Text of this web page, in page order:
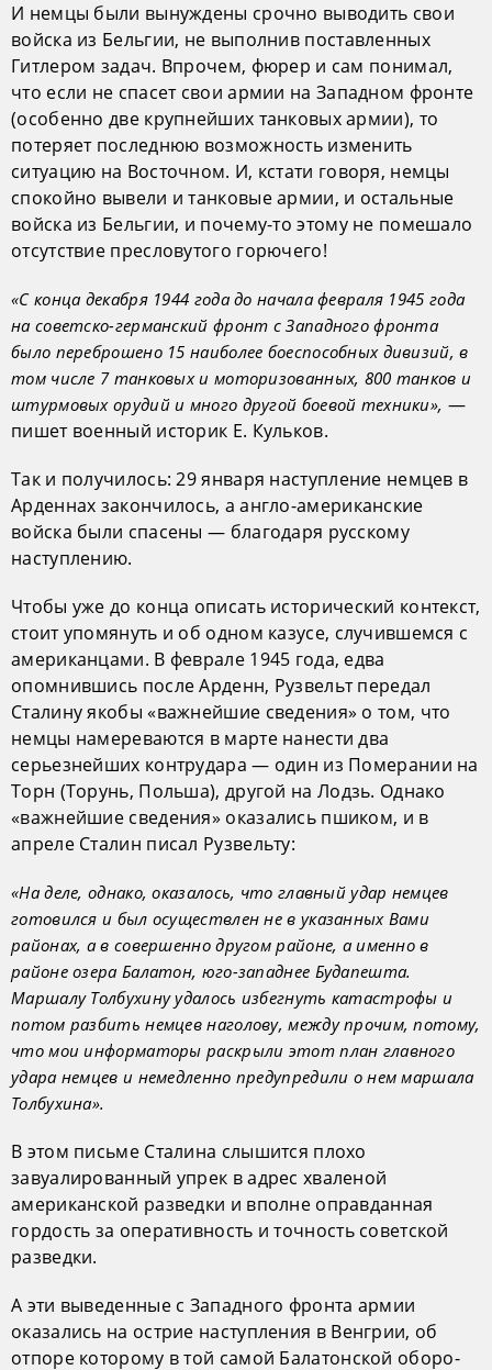
И немцы были вынуждены срочно выводить свои
войска из Бельгии, не выполнив поставленных
Гитлером задач. Впрочем, фюрер и сам понимал,
что если не спасет свои армии на Западном фронте
(особенно две крупнейших танковых армии), то
потеряет последнюю возможность изменить
ситуацию на Восточном. И, кстати говоря, немцы
спокойно вывели и танковые армии, и остальные
войска из Бельгии, и почему-то этому не помешало
отсутствие пресловутого горючего!
«С конца декабря 1944 года до начала февраля 1945 года
на советско-германский фронт с Западного фронта
было переброшено 15 наиболее боеспособных дивизий, в
том числе 7 танковых и моторизованных, 800 танков и
штурмовых орудий и много другой боевой техники», —
пишет военный историк Е. Кульков.
Так и получилось: 29 января наступление немцев в
Арденнах закончилось, а англо-американские
войска были спасены — благодаря русскому
наступлению.
Чтобы уже до конца описать исторический контекст,
стоит упомянуть и об одном казусе, случившемся с
американцами. В феврале 1945 года, едва
опомнившись после Арденн, Рузвельт передал
Сталину якобы «важнейшие сведения» о том, что
немцы намереваются в марте нанести два
серьезнейших контрудара — один из Померании на
Торн (Торунь, Польша), другой на Лодзь. Однако
«важнейшие сведения» оказались пшиком, и в
апреле Сталин писал Рузвельту:
«На деле, однако, оказалось, что главный удар немцев
готовился и был осуществлен не в указанных Вами
районах, а в совершенно другом районе, а именно в
районе озера Балатон, юго-западнее Будапешта.
Маршалу Толбухину удалось избегнуть катастрофы и
потом разбить немцев наголову, между прочим, потому,
что мои информаторы раскрыли этот план главного
удара немцев и немедленно предупредили о нем маршала
Толбухина».
В этом письме Сталина слышится плохо
завуалированный упрек в адрес хваленой
американской разведки и вполне оправданная
гордость за оперативность и точность советской
разведки.
А эти выведенные с Западного фронта армии
оказались на острие наступления в Венгрии, об
отпоре которому в той самой Балатонской оборо­